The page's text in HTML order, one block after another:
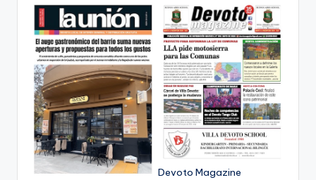
Devoto Magazine